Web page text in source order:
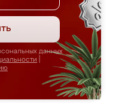
данных